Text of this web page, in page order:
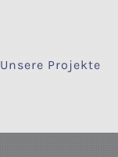
Unsere Projekte